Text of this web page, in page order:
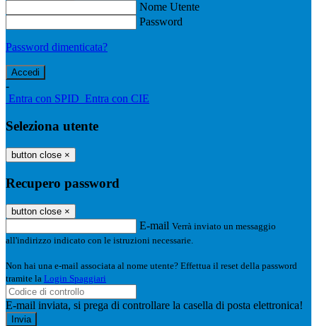
Nome Utente
Password
Password dimenticata?
-
Entra con SPID Entra con CIE
Seleziona utente
button close ×
Recupero password
button close ×
E-mail Verrà inviato un messaggio
all'indirizzo indicato con le istruzioni necessarie.
Non hai una e-mail associata al nome utente? Effettua il reset della password
tramite la Login Spaggiari
E-mail inviata, si prega di controllare la casella di posta elettronica!